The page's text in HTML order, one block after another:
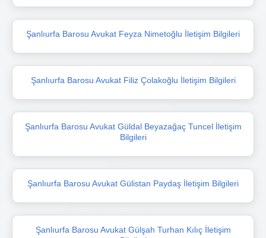
Şanlıurfa Barosu Avukat Feyza Nimetoğlu İletişim Bilgileri
Şanlıurfa Barosu Avukat Filiz Çolakoğlu İletişim Bilgileri
Şanlıurfa Barosu Avukat Güldal Beyazağaç Tuncel İletişim
Bilgileri
Şanlıurfa Barosu Avukat Gülistan Paydaş İletişim Bilgileri
Şanlıurfa Barosu Avukat Gülşah Turhan Kılıç İletişim